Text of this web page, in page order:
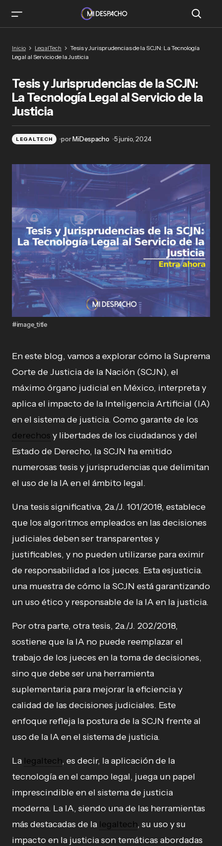
Tecnología Legal al Servicio de la Justicia
Inicio LegalTech
Tesis y Jurisprudencias de la SCJN: La Tecnología
Legal al Servicio de la Justicia
Tesis y Jurisprudencias de la SCJN:
La Tecnología Legal al Servicio de la
Justicia
LEGALTECH porMiDespacho 5 junio, 2024
#image_title
En este blog, vamos a explorar cómo la Suprema
Corte de Justicia de la Nación (SCJN), el
máximo órgano judicial en México, interpreta y
aplica el impacto de la Inteligencia Artificial (IA)
en el sistema de justicia. Como garante de los
derechos y libertades de los ciudadanos y del
Estado de Derecho, la SCJN ha emitido
numerosas tesis y jurisprudencias que delimitan
el uso de la IA en el ámbito legal.
Una tesis significativa, 2a./J. 101/2018, establece
que los algoritmos empleados en las decisiones
judiciales deben ser transparentes y
justificables, y no pueden utilizarse para eximir
de responsabilidad a los jueces. Esta esjusticia.
una muestra de cómo la SCJN está garantizando
un uso ético y responsable de la IA en la justicia.
Por otra parte, otra tesis, 2a./J. 202/2018,
sostiene que la IA no puede reemplazar el
trabajo de los jueces en la toma de decisiones,
sino que debe ser una herramienta
suplementaria para mejorar la eficiencia y
calidad de las decisiones judiciales. Este
enfoque refleja la postura de la SCJN frente al
uso de la IA en el sistema de justicia.
La legaltech, es decir, la aplicación de la
tecnología en el campo legal, juega un papel
imprescindible en el sistema de justicia
moderna. La IA, siendo una de las herramientas
más destacadas de la legaltech, su uso y su
impacto en la justicia son temáticas abordadas